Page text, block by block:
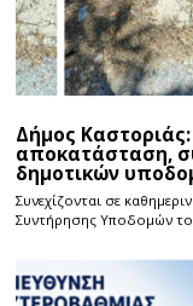
Δήμος Καστοριάς:
αποκατάσταση,
δημοτικών
Συνεχίζονται σε
Συντήρησης Υποδομών